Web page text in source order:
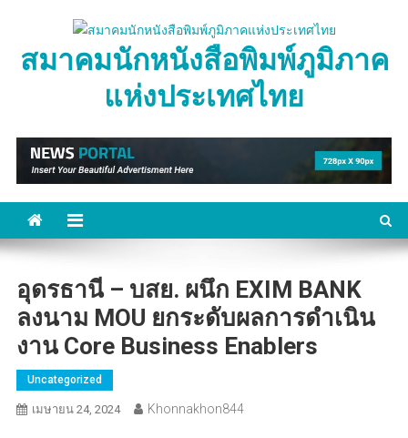
contentสมาคมนักหนังสือพิมพ์ภูมิภาค
แห่งประเทศไทย
อุดรธานี – บสย. ผนึก EXIM BANK
ลงนาม MOU ยกระดับผลการดำเนิน
งาน Core Business Enablers
Uncategorized
เมษายน 24, 2024 Khonnakhon844